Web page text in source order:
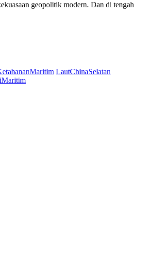
geopolitik modern. Dan di tengah
LautChinaSelatan